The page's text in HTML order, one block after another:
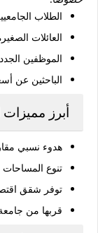
الطلاب
العائلات
الموظفين الجدد
الباحثين عن
أبرز
هدوء نسبي
تنوع المساحات
توفر شقق
قربها من